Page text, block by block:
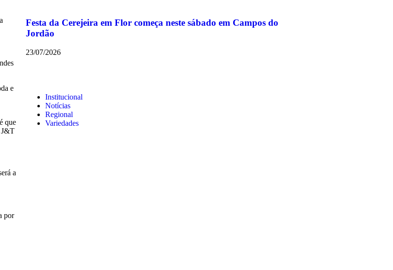
e
que
J&T
a
por
Festa da Cerejeira em Flor começa neste sábado em Campos do
Jordão
23/07/2026
Institucional
Notícias
Regional
Variedades